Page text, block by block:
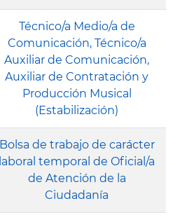
Técnico/a Medio/a de
Comunicación, Técnico/a
Auxiliar de Comunicación,
Auxiliar de Contratación y
Producción Musical
(Estabilización)
Bolsa de trabajo de carácter
laboral temporal de Oficial/a
de Atención de la
Ciudadanía